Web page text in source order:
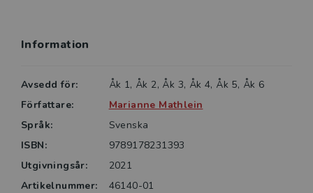
Information
Avsedd för:
Åk 1, Åk 2, Åk 3, Åk 4, Åk 5, Åk 6
Författare:
Marianne Mathlein
Språk:
Svenska
ISBN:
9789178231393
Utgivningsår:
2021
Artikelnummer:
46140-01